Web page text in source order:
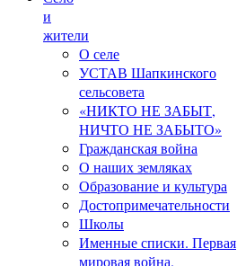
и
жители
О селе
УСТАВ Шапкинского
сельсовета
«НИКТО НЕ ЗАБЫТ,
НИЧТО НЕ ЗАБЫТО»
Гражданская война
О наших земляках
Образование и культура
Достопримечательности
Школы
Именные списки. Первая
мировая война.